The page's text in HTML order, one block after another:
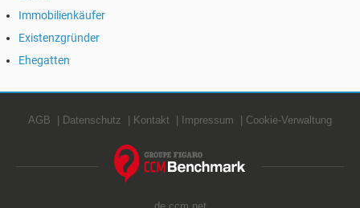
Immobilienkäufer
Existenzgründer
Ehegatten
AGB Datenschutz Kontakt Impressum Cookie-Verwaltung